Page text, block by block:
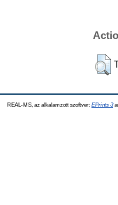
REAL-MS, az alkalamzott szoftver: EPrints 3